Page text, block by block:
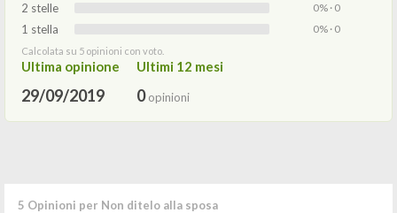
2 stelle 0% · 0
1 stella 0% · 0
Calcolata su 5 opinioni con voto.
Ultima opinione
29/09/2019
Ultimi 12 mesi
0opinioni
5 Opinioni per Non ditelo alla sposa